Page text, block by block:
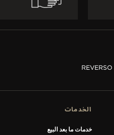
الخدمات
خدمات ما بعد البيع